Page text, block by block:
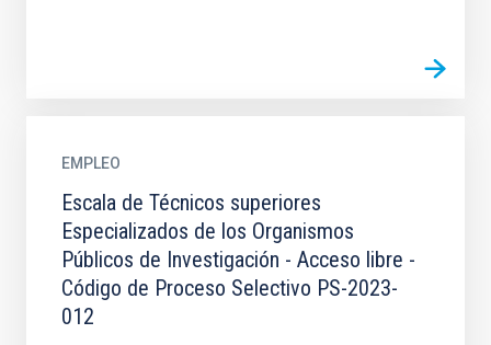
EMPLEO
Escala de Técnicos superiores
Especializados de los Organismos
Públicos de Investigación - Acceso libre -
Código de Proceso Selectivo PS-2023-
012